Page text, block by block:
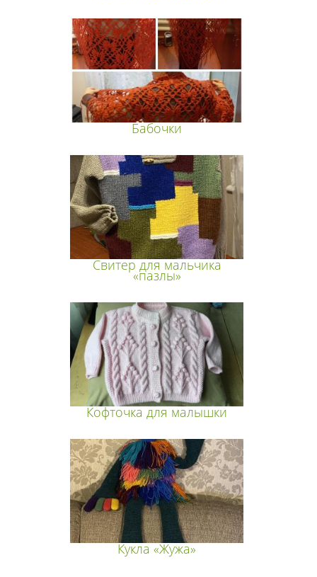
Бабочки
Свитер для мальчика
«пазлы»
Кофточка для малышки
Кукла «Жужа»